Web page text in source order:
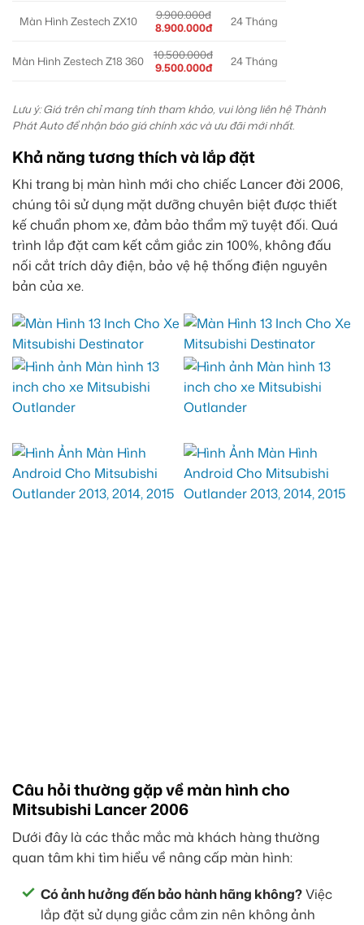
Màn Hình Zestech ZX10
9.900.000đ
8.900.000đ
24 Tháng
Màn Hình Zestech Z18 360
10.500.000đ
9.500.000đ
24 Tháng
Lưu ý: Giá trên chỉ mang tính tham khảo, vui lòng liên hệ Thành
Phát Auto để nhận báo giá chính xác và ưu đãi mới nhất.
Khả năng tương thích và lắp đặt
Khi trang bị màn hình mới cho chiếc Lancer đời 2006,
chúng tôi sử dụng mặt dưỡng chuyên biệt được thiết
kế chuẩn phom xe, đảm bảo thẩm mỹ tuyệt đối. Quá
trình lắp đặt cam kết cắm giắc zin 100%, không đấu
nối cắt trích dây điện, bảo vệ hệ thống điện nguyên
bản của xe.
Câu hỏi thường gặp về màn hình cho
Mitsubishi Lancer 2006
Dưới đây là các thắc mắc mà khách hàng thường
quan tâm khi tìm hiểu về nâng cấp màn hình:
Có ảnh hưởng đến bảo hành hãng không?Việc
lắp đặt sử dụng giắc cắm zin nên không ảnh